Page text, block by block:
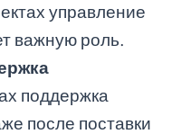
управление
важную роль.
поддержка
после поставки